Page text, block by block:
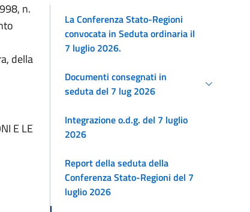
n.
della
E LE
La Conferenza Stato-Regioni
convocata in Seduta ordinaria il
7 luglio 2026.
Documenti consegnati in
seduta del 7 lug 2026
Integrazione o.d.g. del 7 luglio
2026
Report della seduta della
Conferenza Stato-Regioni del 7
luglio 2026